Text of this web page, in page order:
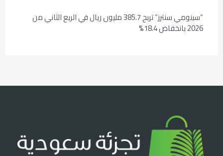
“سينومي سنترز” تربح 385.7 مليون ريال في الربع الثاني من
2026 بانخفاض 18.4%